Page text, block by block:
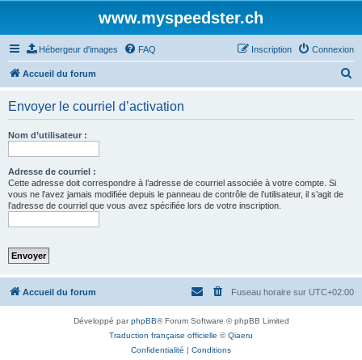
www.myspeedster.ch
Hébergeur d'images FAQ Connexion
Inscription
Accueil du forum
Envoyer le courriel d’activation
Nom d’utilisateur :
Adresse de courriel :
Cette adresse doit correspondre à l’adresse de courriel associée à votre compte. Si
vous ne l’avez jamais modifiée depuis le panneau de contrôle de l’utilisateur, il s’agit de
l’adresse de courriel que vous avez spécifiée lors de votre inscription.
Accueil du forum Fuseau horaire sur UTC+02:00
Développé parphpBB® Forum Software © phpBB Limited
Traduction française officielle ©Qiaeru
Confidentialité | Conditions